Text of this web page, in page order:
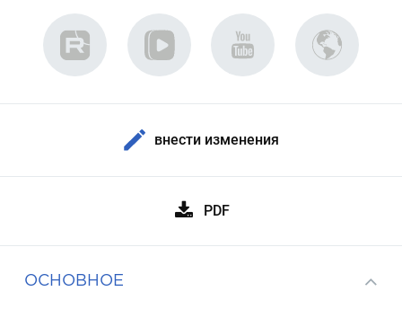
внести изменения
PDF
ОСНОВНОЕ